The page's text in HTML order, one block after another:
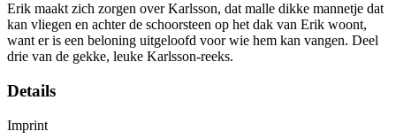
Erik maakt zich zorgen over Karlsson, dat malle dikke mannetje dat
kan vliegen en achter de schoorsteen op het dak van Erik woont,
want er is een beloning uitgeloofd voor wie hem kan vangen. Deel
drie van de gekke, leuke Karlsson-reeks.
Details
Imprint